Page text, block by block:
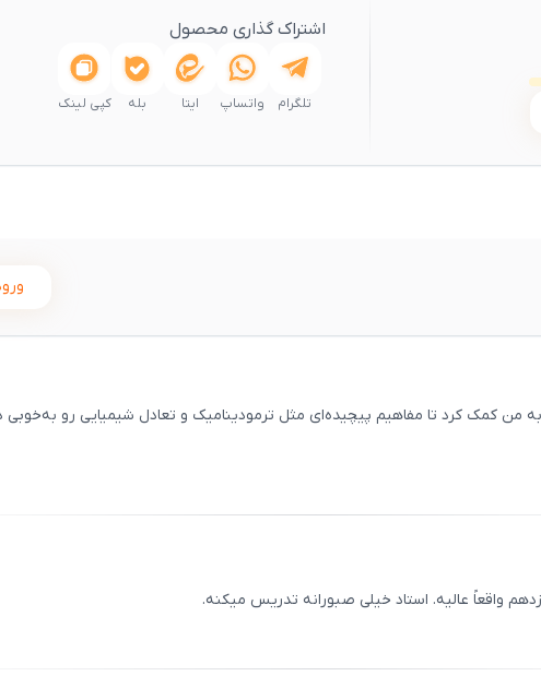
اشتراک گذاری محصول
تلگرام واتساپ ایتا بله کپی لینک
من کمک کرد تا مفاهیم پیچیده‌ای مثل ترمودینامیک و تعادل شیمیایی رو به‌خوبی
واقعاً عالیه. استاد خیلی صبورانه تدریس میکنه.